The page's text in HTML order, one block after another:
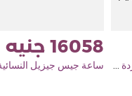
مجموعة أريج للعناية بالبشرة مع باقة من 15 وردة حمراء
16058